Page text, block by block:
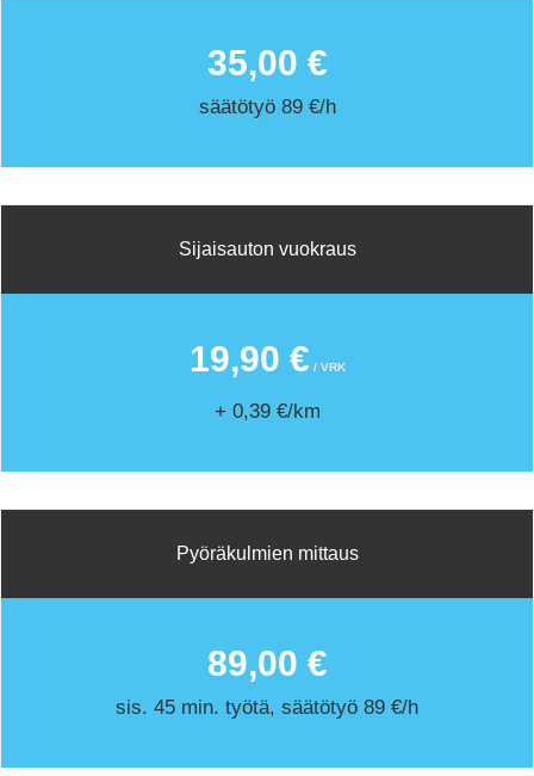
35,00 €
säätötyö 89 €/h
Sijaisauton vuokraus
19,90 € / VRK
+ 0,39 €/km
Pyöräkulmien mittaus
89,00 €
sis. 45 min. työtä, säätötyö 89 €/h